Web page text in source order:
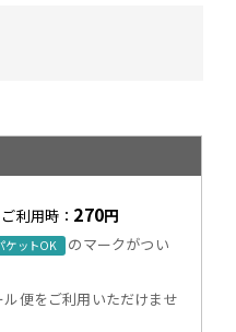
利用時： 270円
ケットOK
のマークがつい
便をご利用いただけませ